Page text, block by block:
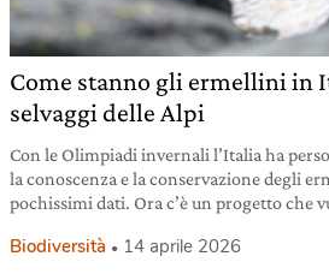
Come stanno gli ermellini in
selvaggi delle Alpi
Con le Olimpiadi invernali l’Italia ha
la conoscenza e la conservazione degli
pochissimi dati. Ora c’è un progetto che
Biodiversità 14 aprile 2026